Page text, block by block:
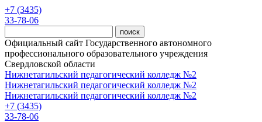
Перейти к основному содержанию
+7 (3435)
33-78-06
Официальный сайт Государственного автономного
профессионального образовательного учреждения
Свердловской области
Нижнетагильский педагогический колледж №2
Нижнетагильский педагогический колледж №2
Нижнетагильский педагогический колледж №2
+7 (3435)
33-78-06